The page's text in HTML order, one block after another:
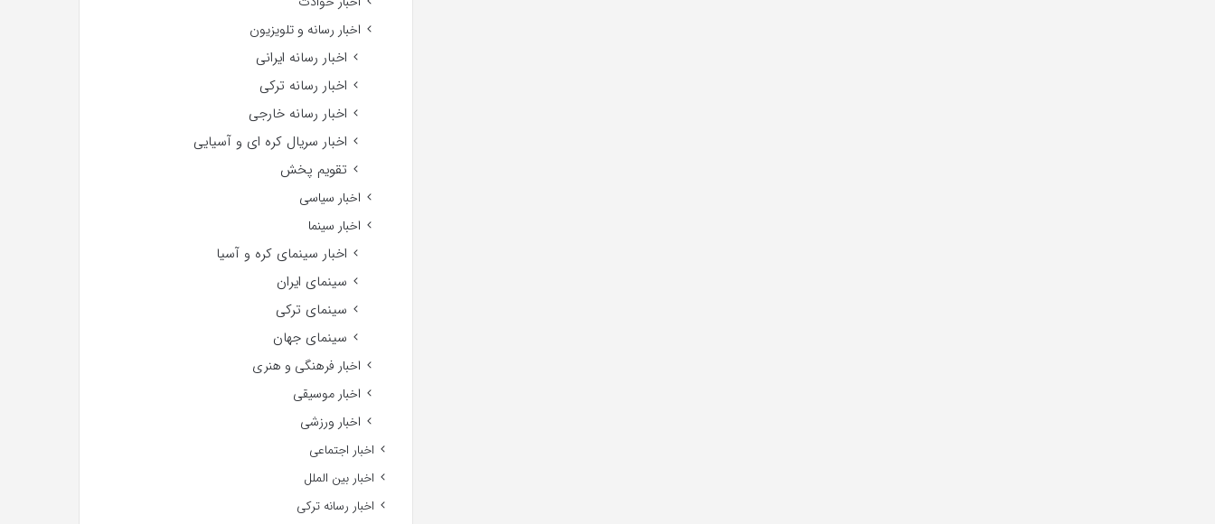
اخبار رسانه و تلویزیون
اخبار رسانه ایرانی
اخبار رسانه ترکی
اخبار رسانه خارجی
اخبار سریال کره ای و آسیایی
تقویم پخش
اخبار سیاسی
اخبار سینما
اخبار سینمای کره و آسیا
سینمای ایران
سینمای ترکی
سینمای جهان
اخبار فرهنگی و هنری
اخبار موسیقی
اخبار ورزشی
اخبار اجتماعی
اخبار بین الملل
اخبار رسانه ترکی